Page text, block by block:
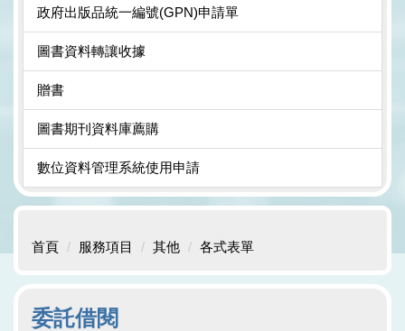
政府出版品統一編號(GPN)申請單
圖書資料轉讓收據
贈書
圖書期刊資料庫薦購
數位資料管理系統使用申請
首頁 服務項目 其他 各式表單
委託借閱